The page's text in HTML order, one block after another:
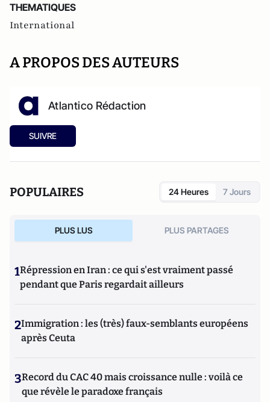
THEMATIQUES
International
A PROPOS DES AUTEURS
Atlantico Rédaction
SUIVRE
POPULAIRES 24 Heures 7 Jours
PLUS LUS PLUS PARTAGES
1Répression en Iran : ce qui s'est vraiment passé
pendant que Paris regardait ailleurs
2Immigration : les (très) faux-semblants européens
après Ceuta
3Record du CAC 40 mais croissance nulle : voilà ce
que révèle le paradoxe français